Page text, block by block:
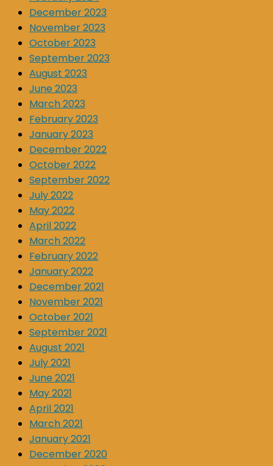
December 2023
November 2023
October 2023
September 2023
August 2023
June 2023
March 2023
February 2023
January 2023
December 2022
October 2022
September 2022
July 2022
May 2022
April 2022
March 2022
February 2022
January 2022
December 2021
November 2021
October 2021
September 2021
August 2021
July 2021
June 2021
May 2021
April 2021
March 2021
January 2021
December 2020